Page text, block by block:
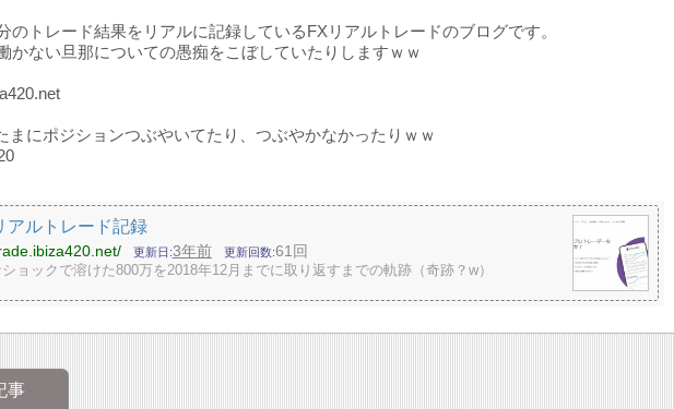
のトレード結果をリアルに記録しているFXリアルトレードのブログです。
かない旦那についての愚痴をこぼしていたりしますｗｗ
まにポジションつぶやいてたり、つぶやかなかったりｗｗ
アルトレード記録
更新日 3年前 更新回数 61回
ョックで溶けた800万を2018年12月までに取り返すまでの軌跡（奇跡？w）
事